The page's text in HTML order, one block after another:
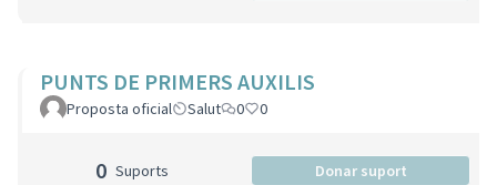
PUNTS DE PRIMERS AUXILIS
Proposta oficial Salut 0 0
0 Suports Donar suport